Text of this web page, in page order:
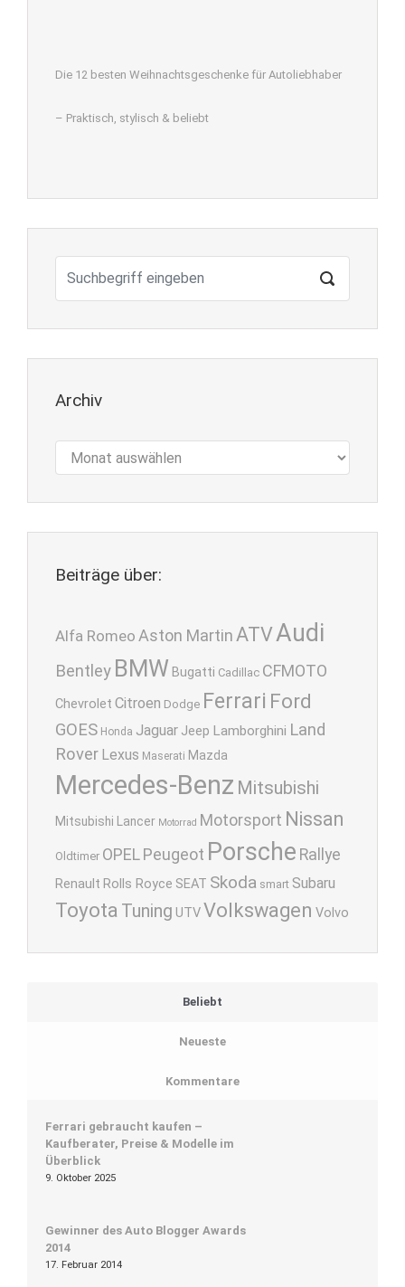
Die 12 besten Weihnachtsgeschenke für Autoliebhaber
– Praktisch, stylisch & beliebt
Archiv
Beiträge über:
Alfa Romeo Aston Martin ATVAudi
Bentley BMW Bugatti Cadillac CFMOTO
Chevrolet Citroen Dodge Ferrari Ford
GOES Honda Jaguar Jeep Lamborghini Land
Rover Lexus Maserati Mazda
Mercedes-Benz Mitsubishi
Mitsubishi Lancer Motorrad Motorsport Nissan
Oldtimer OPELPeugeot Porsche Rallye
Renault Rolls Royce SEAT Skoda smart Subaru
Toyota Tuning UTVVolkswagen Volvo
Beliebt
Neueste
Kommentare
Ferrari gebraucht kaufen –
Kaufberater, Preise & Modelle im
Überblick
9. Oktober 2025
Gewinner des Auto Blogger Awards
2014
17. Februar 2014